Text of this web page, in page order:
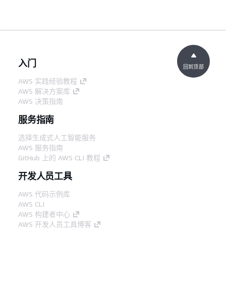
入门
AWS 实践经验教程
AWS 解决方案库
AWS 决策指南
服务指南
选择生成式人工智能服务
AWS 服务指南
GitHub 上的 AWS CLI 教程
开发人员工具
AWS 代码示例库
AWS CLI
AWS 构建者中心
AWS 开发人员工具博客
回到顶部